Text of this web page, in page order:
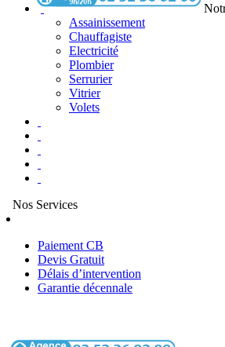
Assainissement
Chauffagiste
Electricité
Plombier
Serrurier
Vitrier
Volets
Nos Services
Paiement CB
Devis Gratuit
Délais d’intervention
Garantie décennale